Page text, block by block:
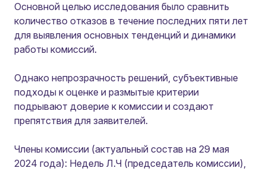
Основной целью исследования было сравнить
количество отказов в течение последних пяти лет
для выявления основных тенденций и динамики
работы комиссий.
Однако непрозрачность решений, субъективные
подходы к оценке и размытые критерии
подрывают доверие к комиссии и создают
препятствия для заявителей.
Члены комиссии (актуальный состав на 29 мая
2024 года): Недель Л.Ч (председатель комиссии),